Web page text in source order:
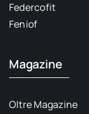
Federcofit
Feniof
Magazine
Oltre Magazine